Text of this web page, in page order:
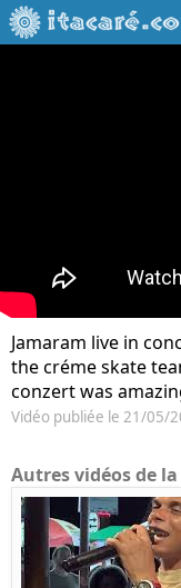
Jamaram live in
the créme skate
conzert was
Vidéo publiée le 21/05/
Autres vidéos de la